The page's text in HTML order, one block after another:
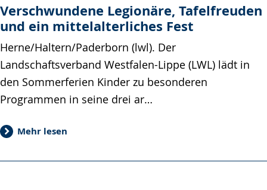
Verschwundene Legionäre, Tafelfreuden
und ein mittelalterliches Fest
Herne/Haltern/Paderborn (lwl). Der
Landschaftsverband Westfalen-Lippe (LWL) lädt in
den Sommerferien Kinder zu besonderen
Programmen in seine drei ar…
Mehr lesen